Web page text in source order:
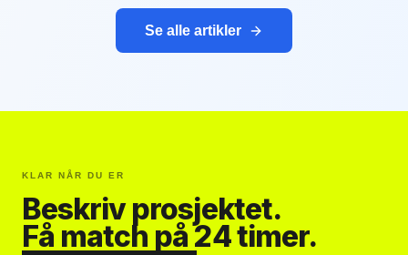
Se alle artikler
KLAR NÅR DU ER
Beskriv prosjektet.
Få match på 24 timer.